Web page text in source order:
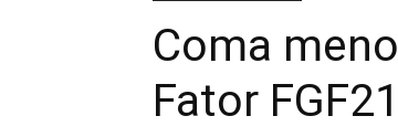
Coma
Fator FGF21